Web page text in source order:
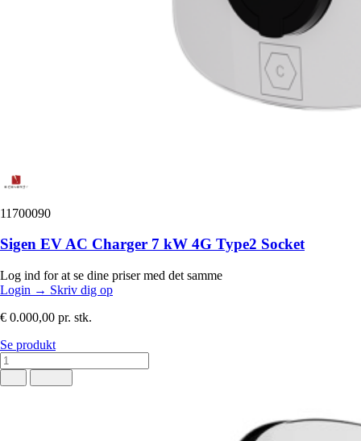
11700090
Sigen EV AC Charger 7 kW 4G Type2 Socket
Log ind for at se dine priser med det samme
Login → Skriv dig op
€ 0.000,00 pr. stk.
Se produkt